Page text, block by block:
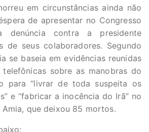
em circunstâncias ainda não
de apresentar no Congresso
denúncia contra a presidente
de seus colaboradores. Segundo
se baseia em evidências reunidas
telefônicas sobre as manobras do
para “livrar de toda suspeita os
e “fabricar a inocência do Irã” no
que deixou 85 mortos.